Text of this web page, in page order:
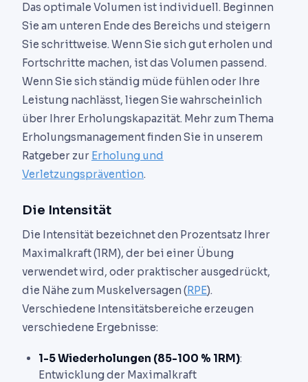
Das optimale Volumen ist individuell. Beginnen
Sie am unteren Ende des Bereichs und steigern
Sie schrittweise. Wenn Sie sich gut erholen und
Fortschritte machen, ist das Volumen passend.
Wenn Sie sich ständig müde fühlen oder Ihre
Leistung nachlässt, liegen Sie wahrscheinlich
über Ihrer Erholungskapazität. Mehr zum Thema
Erholungsmanagement finden Sie in unserem
Ratgeber zur Erholung und
Verletzungsprävention.
Die Intensität
Die Intensität bezeichnet den Prozentsatz Ihrer
Maximalkraft (1RM), der bei einer Übung
verwendet wird, oder praktischer ausgedrückt,
die Nähe zum Muskelversagen (RPE).
Verschiedene Intensitätsbereiche erzeugen
verschiedene Ergebnisse:
1-5 Wiederholungen (85-100 % 1RM):
Entwicklung der Maximalkraft